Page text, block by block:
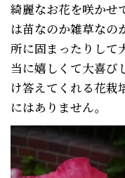
綺麗なお花を咲かせ
は苗なのか雑草なの
所に固まったりして
当に嬉しくて大喜び
け答えてくれる花栽
にはありません。